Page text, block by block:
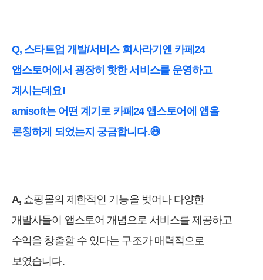
Q, 스타트업 개발/서비스 회사라기엔 카페24
앱스토어에서 굉장히 핫한 서비스를 운영하고
계시는데요!
amisoft는 어떤 계기로 카페24 앱스토어에 앱을
론칭하게 되었는지 궁금합니다.😄
A, 쇼핑몰의 제한적인 기능을 벗어나 다양한
개발사들이 앱스토어 개념으로 서비스를 제공하고
수익을 창출할 수 있다는 구조가 매력적으로
보였습니다.